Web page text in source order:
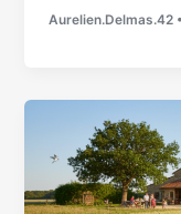
Aurelien.Delmas.42